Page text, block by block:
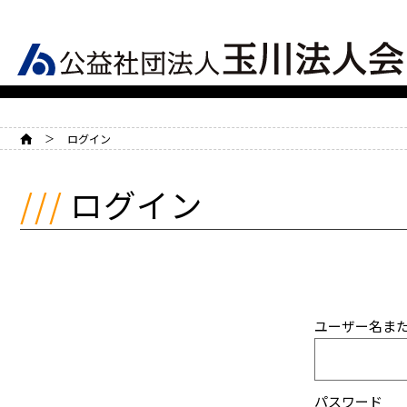
HOME ログイン
ログイン
ユーザー名ま
パスワード